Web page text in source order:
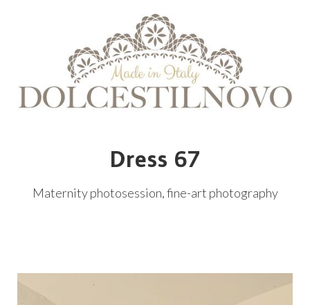
Dress 67
Maternity photosession, fine-art photography